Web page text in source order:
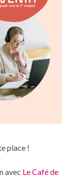
place !
avec Le Café de